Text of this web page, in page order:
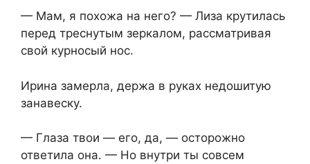
— Мам, я похожа на него? — Лиза крутилась
перед треснутым зеркалом, рассматривая
свой курносый нос.
Ирина замерла, держа в руках недошитую
занавеску.
— Глаза твои — его, да, — осторожно
ответила она. — Но внутри ты совсем